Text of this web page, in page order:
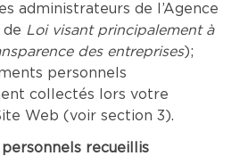
administrateurs de l’Agence
de Loi visant principalement à
des entreprises);
personnels
collectés lors votre
Web (voir section 3).
recueillis